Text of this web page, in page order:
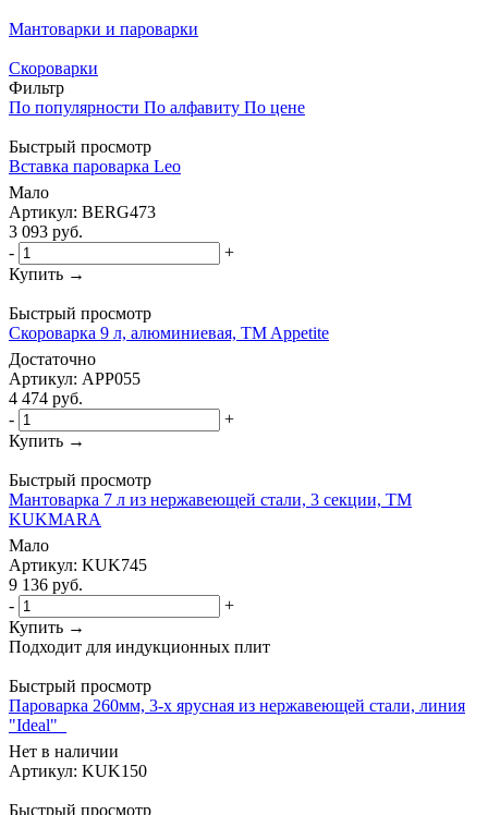
Мантоварки и пароварки
Скороварки
Фильтр
По популярности По алфавиту По цене
Быстрый просмотр
Вставка пароварка Leo
Мало
Артикул: BERG473
3 093 руб.
-
+
Купить →
Быстрый просмотр
Скороварка 9 л, алюминиевая, TM Appetite
Достаточно
Артикул: APP055
4 474 руб.
-
+
Купить →
Быстрый просмотр
Мантоварка 7 л из нержавеющей стали, 3 секции, ТМ
KUKMARA
Мало
Артикул: KUK745
9 136 руб.
-
+
Купить →
Подходит для индукционных плит
Быстрый просмотр
Пароварка 260мм, 3-х ярусная из нержавеющей стали, линия
"Ideal"_
Нет в наличии
Артикул: KUK150
Быстрый просмотр